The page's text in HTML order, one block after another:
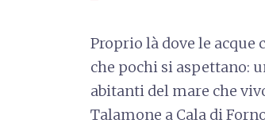
Proprio là dove le acque
che pochi si aspettano:
abitanti del mare che
Talamone a Cala di